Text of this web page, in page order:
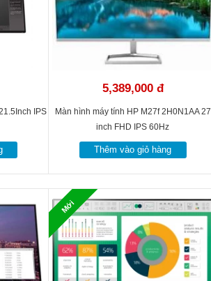
IPS
5,389,000 đ
Màn hình máy tính HP M27f 2H0N1AA 27
inch FHD IPS 60Hz
Thêm vào giỏ hàng
Mới